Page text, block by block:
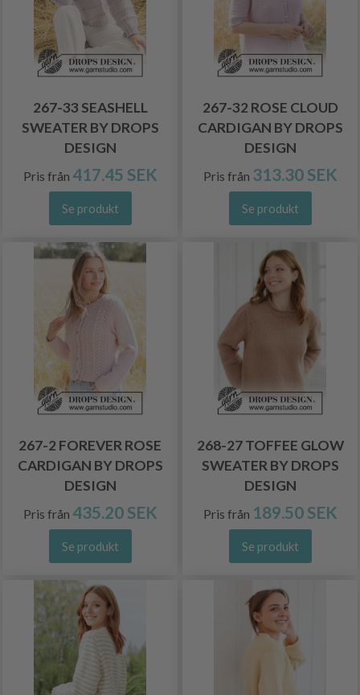
267-33 SEASHELL
SWEATER BY DROPS
DESIGN
Pris från 417.45 SEK
Se produkt
267-32 ROSE CLOUD
CARDIGAN BY DROPS
DESIGN
Pris från 313.30 SEK
Se produkt
267-2 FOREVER ROSE
CARDIGAN BY DROPS
DESIGN
Pris från 435.20 SEK
Se produkt
268-27 TOFFEE GLOW
SWEATER BY DROPS
DESIGN
Pris från 189.50 SEK
Se produkt